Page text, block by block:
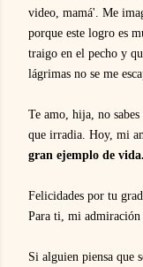
video, mamá'. Me
porque este logro es
traigo en el pecho y
lágrimas no se me
Te amo, hija, no
que irradia. Hoy, mi
gran ejemplo de vida.
Felicidades por tu
Para ti, mi
Si alguien piensa que